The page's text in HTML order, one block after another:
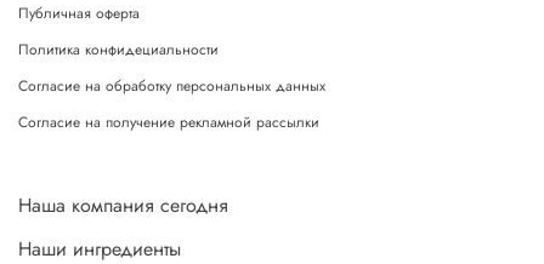
Публичная оферта
Политика конфидециальности
Согласие на обработку персональных данных
Согласие на получение рекламной рассылки
Наша компания сегодня
Наши ингредиенты